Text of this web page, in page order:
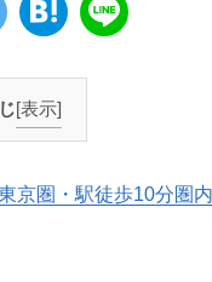
[表示]
京圏・駅徒歩10分圏